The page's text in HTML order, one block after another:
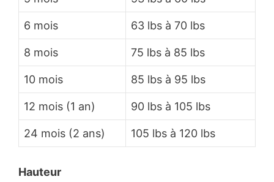
6 mois 63 lbs à 70 lbs
8 mois 75 lbs à 85 lbs
10 mois 85 lbs à 95 lbs
12 mois (1 an) 90 lbs à 105 lbs
24 mois (2 ans) 105 lbs à 120 lbs
Hauteur